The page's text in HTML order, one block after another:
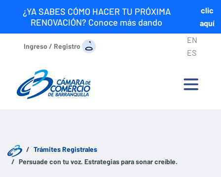
¿YA SABES CÓMO HACER TU PRÓXIMA
RENOVACIÓN? Conoce más dando
clic
aquí
Ingreso / Registro
EN
ES
Trámites Registrales
Persuade con tu voz. Estrategias para sonar creíble.